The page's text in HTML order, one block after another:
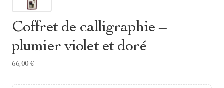
Coffret de calligraphie –
plumier violet et doré
66,00 €